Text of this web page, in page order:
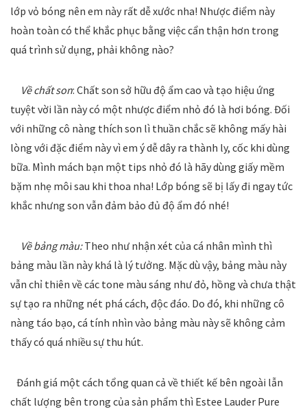
lớp vỏ bóng nên em này rất dễ xước nha! Nhược điểm này
hoàn toàn có thể khắc phục bằng việc cẩn thận hơn trong
quá trình sử dụng, phải không nào?
Về chất son: Chất son sở hữu độ ẩm cao và tạo hiệu ứng
tuyệt vời lần này có một nhược điểm nhỏ đó là hơi bóng. Đối
với những cô nàng thích son lì thuần chắc sẽ không mấy hài
lòng với đặc điểm này vì em ý dễ dây ra thành ly, cốc khi dùng
bữa. Mình mách bạn một tips nhỏ đó là hãy dùng giấy mềm
bặm nhẹ môi sau khi thoa nha! Lớp bóng sẽ bị lấy đi ngay tức
khắc nhưng son vẫn đảm bảo đủ độ ẩm đó nhé!
Về bảng màu:Theo như nhận xét của cá nhân mình thì
bảng màu lần này khá là lý tưởng. Mặc dù vậy, bảng màu này
vẫn chỉ thiên về các tone màu sáng như đỏ, hồng và chưa thật
sự tạo ra những nét phá cách, độc đáo. Do đó, khi những cô
nàng táo bạo, cá tính nhìn vào bảng màu này sẽ không cảm
thấy có quá nhiều sự thu hút.
Đánh giá một cách tổng quan cả về thiết kế bên ngoài lẫn
chất lượng bên trong của sản phẩm thì Estee Lauder Pure